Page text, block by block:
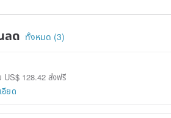
ลด ทั้งหมด (3)
US$ 128.42 ส่งฟรี
อียด